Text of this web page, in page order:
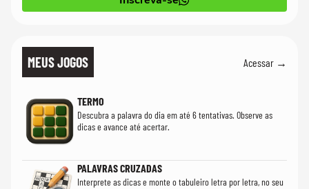
MEUS JOGOS Acessar →
TERMO
Descubra a palavra do dia em até 6 tentativas. Observe as
dicas e avance até acertar.
PALAVRAS CRUZADAS
Interprete as dicas e monte o tabuleiro letra por letra, no seu